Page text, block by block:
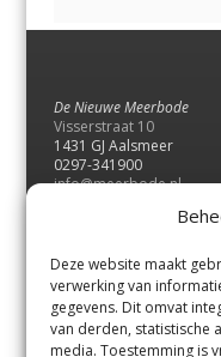
Deze website maakt
verwerking van
gegevens. Dit omvat
van derden, statistische
media. Toestemming is
De Nieuwe Meerbode
Visserstraat 10
1431 GJ Aalsmeer
0297-341900
info@meerbode.nl